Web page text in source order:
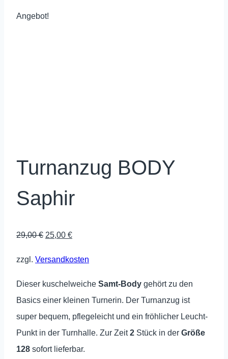
Angebot!
Turnanzug BODY
Saphir
29,00€ Ursprünglicher
29,00 €
25,00 €Aktueller
25,00 €.
zzgl. Versandkosten
Dieser kuschelweiche Samt-Body gehört zu den
Basics einer kleinen Turnerin. Der Turnanzug ist
super bequem, pflegeleicht und ein fröhlicher Leucht-
Punkt in der Turnhalle. Zur Zeit2 Stück in der Größe
128 sofort lieferbar.